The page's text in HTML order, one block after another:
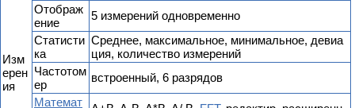
Изм
ерен
ия
Отображ
ение
5 измерений одновременно
Статисти
ка
Среднее, максимальное, минимальное, девиа
ция, количество измерений
Частотом
ер
встроенный, 6 разрядов
Математ